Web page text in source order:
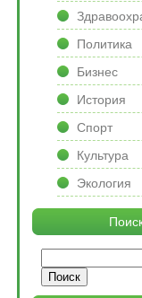
Политика
Бизнес
История
Спорт
Культура
Экология